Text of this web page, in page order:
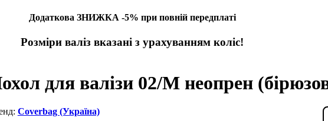
Додаткова ЗНИЖКА -5% при повній передплаті
Розміри валіз вказані з урахуванням коліс!
для валізи 02/M неопрен
Coverbag (Україна)